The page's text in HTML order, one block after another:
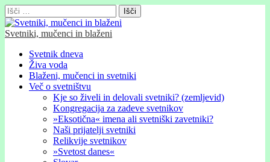
Išči:
Svetniki, mučenci in blaženi
Glavni
meni
Skip
content
Svetnik dneva
Živa voda
Blaženi, mučenci in svetniki
Več o svetništvu
Kje so živeli in delovali svetniki? (zemljevid)
Kongregacija za zadeve svetnikov
»Eksotična« imena ali svetniški zavetniki?
Naši prijatelji svetniki
Relikvije svetnikov
»Svetost danes«